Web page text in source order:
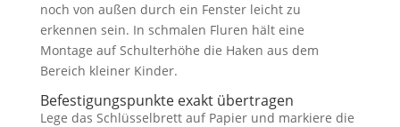
noch von außen durch ein Fenster leicht zu
erkennen sein. In schmalen Fluren hält eine
Montage auf Schulterhöhe die Haken aus dem
Bereich kleiner Kinder.
Befestigungspunkte exakt übertragen
Lege das Schlüsselbrett auf Papier und markiere die